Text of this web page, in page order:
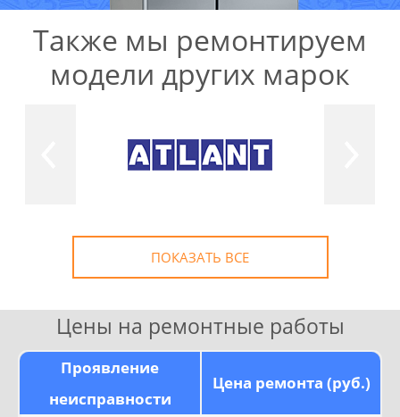
Также мы ремонтируем
модели других марок
ПОКАЗАТЬ ВСЕ
Цены на ремонтные работы
Проявление
неисправности
Цена ремонта (руб.)